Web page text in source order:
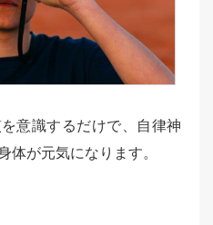
意識するだけで、自律神
体が元気になります。